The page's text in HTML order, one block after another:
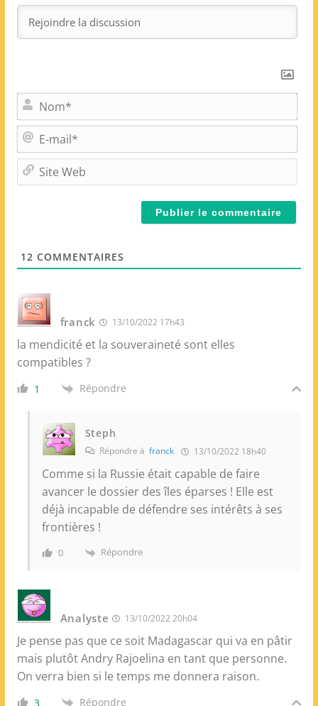
o
m
-
m
i
12 COMMENTAIRES
franck 13/10/2022 17h43
la mendicité et la souveraineté sont elles
compatibles ?
1 Répondre
Steph
Répondre à franck 13/10/2022 18h40
Comme si la Russie était capable de faire
avancer le dossier des îles éparses ! Elle est
déjà incapable de défendre ses intérêts à ses
frontières !
0 Répondre
Analyste 13/10/2022 20h04
Je pense pas que ce soit Madagascar qui va en pâtir
mais plutôt Andry Rajoelina en tant que personne.
On verra bien si le temps me donnera raison.
3 Répondre